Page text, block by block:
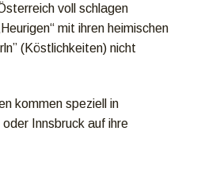
voll schlagen
mit ihren heimischen
(Köstlichkeiten) nicht
kommen speziell in
Innsbruck auf ihre